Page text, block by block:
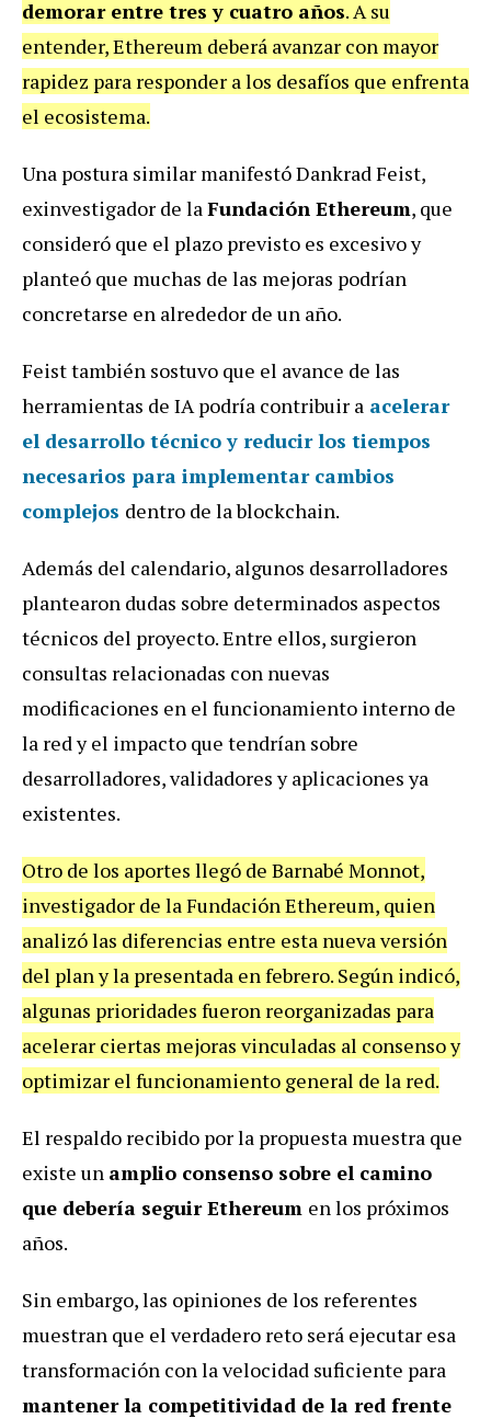
demorar entre tres y cuatro años. A su
entender, Ethereum deberá avanzar con mayor
rapidez para responder a los desafíos que enfrenta
el ecosistema.
Una postura similar manifestó Dankrad Feist,
exinvestigador de laFundación Ethereum, que
consideró que el plazo previsto es excesivo y
planteó que muchas de las mejoras podrían
concretarse en alrededor de un año.
Feist también sostuvo que el avance de las
herramientas de IA podría contribuir a acelerar
el desarrollo técnico y reducir los tiempos
necesarios para implementar cambios
complejos dentro de la blockchain.
Además del calendario, algunos desarrolladores
plantearon dudas sobre determinados aspectos
técnicos del proyecto. Entre ellos, surgieron
consultas relacionadas con nuevas
modificaciones en el funcionamiento interno de
la red y el impacto que tendrían sobre
desarrolladores, validadores y aplicaciones ya
existentes.
Otro de los aportes llegó de Barnabé Monnot,
investigador de la Fundación Ethereum, quien
analizó las diferencias entre esta nueva versión
del plan y la presentada en febrero. Según indicó,
algunas prioridades fueron reorganizadas para
acelerar ciertas mejoras vinculadas al consenso y
optimizar el funcionamiento general de la red.
El respaldo recibido por la propuesta muestra que
existe un amplio consenso sobre el camino
que debería seguir Ethereum en los próximos
años.
Sin embargo, las opiniones de los referentes
muestran que el verdadero reto será ejecutar esa
transformación con la velocidad suficiente para
mantener la competitividad de la red frente